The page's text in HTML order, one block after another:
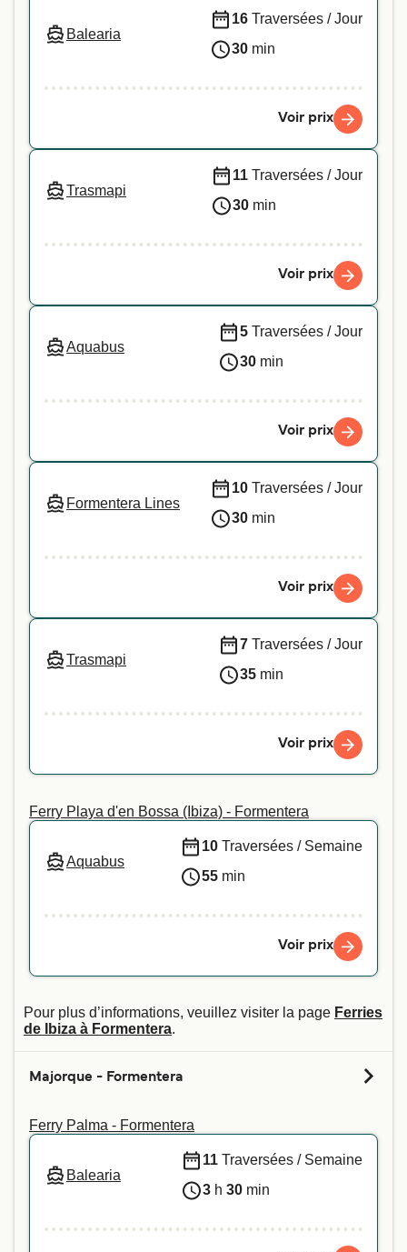
Balearia
16 Traversées / Jour
30 min
Voir prix
Trasmapi
11 Traversées / Jour
30 min
Voir prix
Aquabus
5 Traversées / Jour
30 min
Voir prix
Formentera Lines
10 Traversées / Jour
30 min
Voir prix
Trasmapi
7 Traversées / Jour
35 min
Voir prix
Ferry Playa d'en Bossa (Ibiza) - Formentera
Aquabus
10 Traversées / Semaine
55 min
Voir prix
Pour plus d’informations, veuillez visiter la page Ferries
de Ibiza à Formentera.
Majorque - Formentera
Ferry Palma - Formentera
Balearia
11 Traversées / Semaine
3 h 30 min